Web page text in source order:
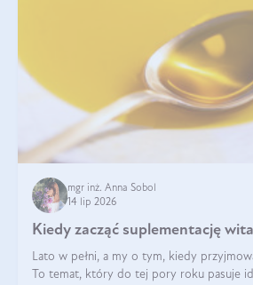
mgr inż. Anna Sobol
14 lip 2026
Kiedy zacząć suplementację
Lato w pełni, a my o tym, kiedy
To temat, który do tej pory roku pasuje